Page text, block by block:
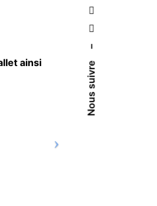
Nous suivre
–
ainsi